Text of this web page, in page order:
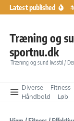
Fortsæt til indhold
Latest published
Træning og
sportnu.dk
Træning og sund livsstil /
Diverse Fitness
Håndbold
Løb